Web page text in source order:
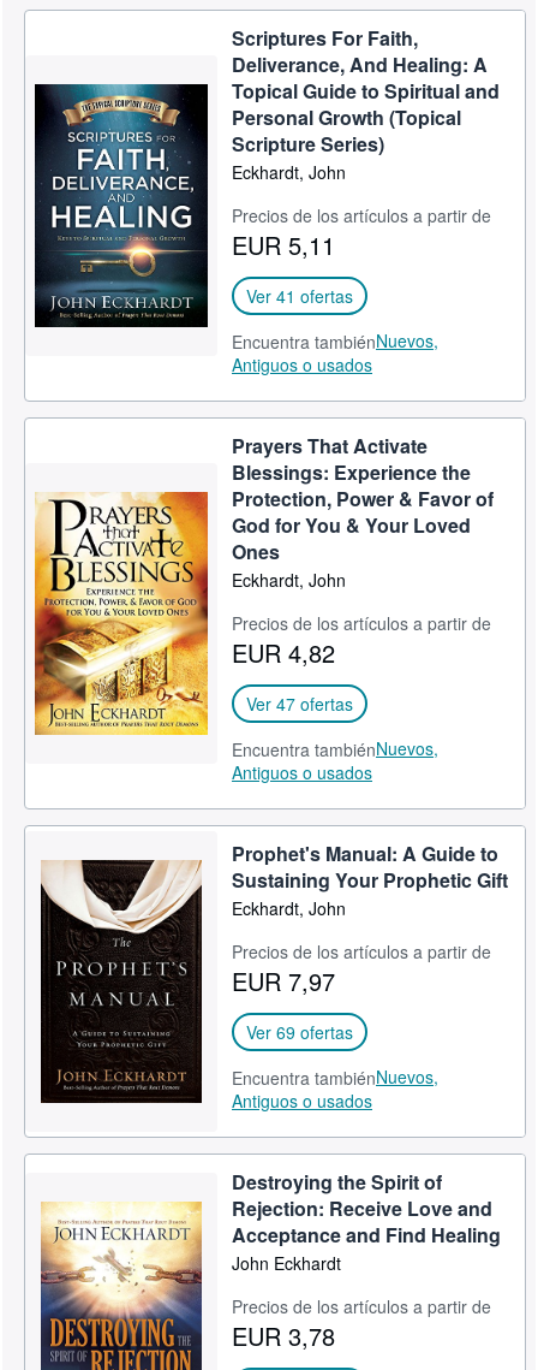
Scriptures For Faith,
Deliverance, And Healing: A
Topical Guide to Spiritual and
Personal Growth (Topical
Scripture Series)
Eckhardt, John
Precios de los artículos a partir de
EUR 5,11
Ver 41 ofertas
Encuentra tambiénNuevos,
Antiguos o usados
Prayers That Activate
Blessings: Experience the
Protection, Power & Favor of
God for You & Your Loved
Ones
Eckhardt, John
Precios de los artículos a partir de
EUR 4,82
Ver 47 ofertas
Encuentra tambiénNuevos,
Antiguos o usados
Prophet's Manual: A Guide to
Sustaining Your Prophetic Gift
Eckhardt, John
Precios de los artículos a partir de
EUR 7,97
Ver 69 ofertas
Encuentra tambiénNuevos,
Antiguos o usados
Destroying the Spirit of
Rejection: Receive Love and
Acceptance and Find Healing
John Eckhardt
Precios de los artículos a partir de
EUR 3,78